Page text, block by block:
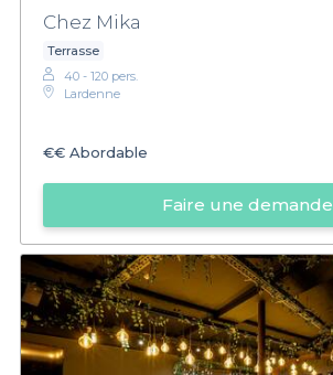
Chez Mika
Terrasse
40 - 120 pers.
Lardenne
€€ Abordable
Faire une demande